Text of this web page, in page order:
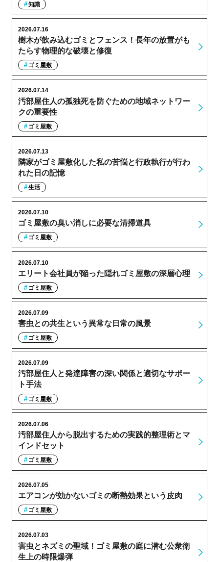
知識
樹木が飲み込むゴミとフェンス！長年の放置がも
たらす物理的な破壊と修復
2026.07.16
ゴミ屋敷
汚部屋住人の孤独死を防ぐための地域ネットワー
クの重要性
2026.07.14
ゴミ屋敷
隣家がゴミ屋敷化した私の苦悩と行政執行が行わ
れた日の記憶
2026.07.13
生活
ゴミ屋敷の臭い消しに必要な清掃道具
2026.07.10
ゴミ屋敷
エリート会社員が陥った隠れゴミ屋敷の深層心理
2026.07.10
ゴミ屋敷
害虫との共生という異常な日常の風景
2026.07.09
ゴミ屋敷
汚部屋住人と発達障害の深い関係と適切なサポー
ト手法
2026.07.09
ゴミ屋敷
汚部屋住人から脱出するための実践的整理術とマ
インドセット
2026.07.06
ゴミ屋敷
エアコンが効かないゴミの断熱効果という皮肉
2026.07.05
ゴミ屋敷
害虫とネズミの聖域！ゴミ屋敷の庭に潜む公衆衛
生上の時限爆弾
2026.07.03